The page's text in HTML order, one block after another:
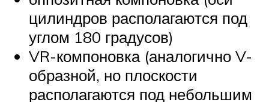
цилиндров располагаются под
углом 180 градусов)
VR-компоновка (аналогично V-
образной, но плоскости
располагаются под небольшим